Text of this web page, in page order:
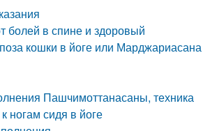
болей в спине и здоровый
кошки в йоге или Марджариасана
Пашчимоттанасаны, техника
ногам сидя в йоге